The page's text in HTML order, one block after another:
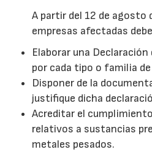
A partir del 12 de agosto
empresas afectadas
Elaborar una
por cada tipo o familia
Disponer de la
justifique dicha
Acreditar el
relativos a sustancias
metales pesados.